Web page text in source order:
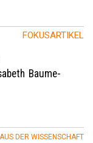
FOKUSARTIKEL
Baume-
AUS DER WISSENSCHAFT